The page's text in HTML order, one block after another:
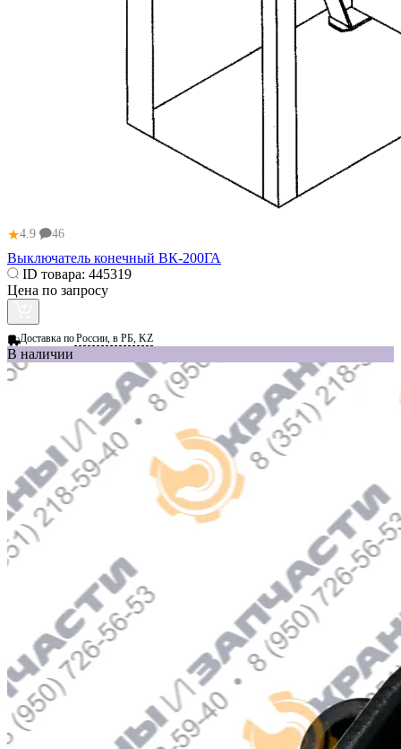
★4.9 46
Выключатель конечный ВК-200ГА
ID товара: 445319
Цена по запросу
Доставка поРоссии, в РБ, KZ
В наличии